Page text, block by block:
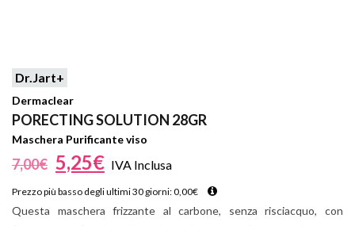
Dr.Jart+
Dermaclear
PORECTING SOLUTION 28GR
Maschera Purificante viso
7,00€ 5,25€ IVA Inclusa
Prezzo più basso degli ultimi 30 giorni:0,00€
Questa maschera frizzante al carbone, senza risciacquo, con